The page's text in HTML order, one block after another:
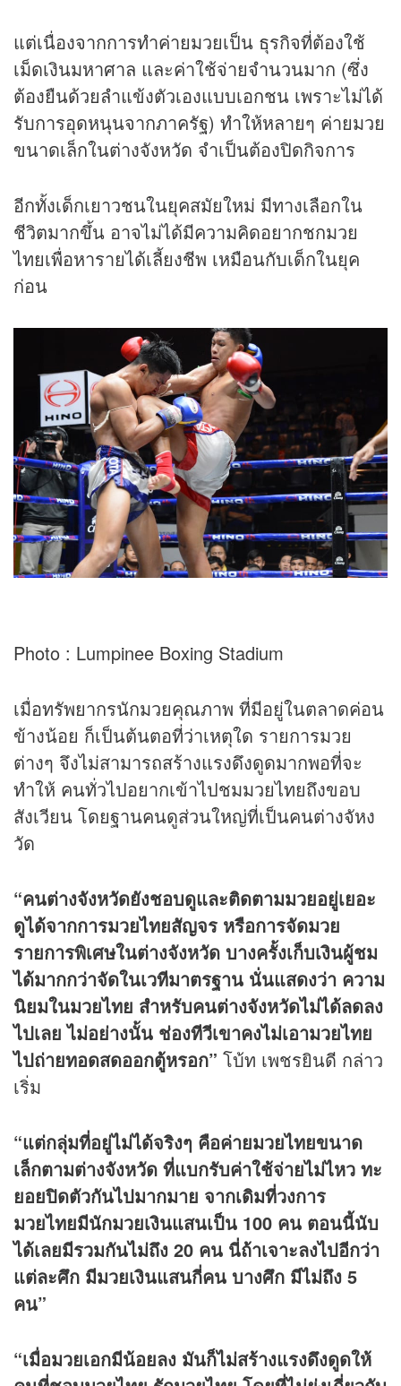
แต่เนื่องจากการทำค่ายมวยเป็น ธุรกิจที่ต้องใช้
เม็ดเงินมหาศาล และค่าใช้จ่ายจำนวนมาก (ซึ่ง
ต้องยืนด้วยลำแข้งตัวเองแบบเอกชน เพราะไม่ได้
รับการอุดหนุนจากภาครัฐ) ทำให้หลายๆ ค่ายมวย
ขนาดเล็กในต่างจังหวัด จำเป็นต้องปิดกิจการ
อีกทั้งเด็กเยาวชนในยุคสมัยใหม่ มีทางเลือกใน
ชีวิตมากขึ้น อาจไม่ได้มีความคิดอยากชกมวย
ไทยเพื่อหารายได้เลี้ยงชีพ เหมือนกับเด็กในยุค
ก่อน
Photo : Lumpinee Boxing Stadium
เมื่อทรัพยากรนักมวยคุณภาพ ที่มีอยู่ในตลาดค่อน
ข้างน้อย ก็เป็นต้นตอที่ว่าเหตุใด รายการมวย
ต่างๆ จึงไม่สามารถสร้างแรงดึงดูดมากพอที่จะ
ทำให้ คนทั่วไปอยากเข้าไปชมมวยไทยถึงขอบ
สังเวียน โดยฐานคนดูส่วนใหญ่ที่เป็นคนต่างจัหง
วัด
“คนต่างจังหวัดยังชอบดูและติดตามมวยอยู่เยอะ
ดูได้จากการมวยไทยสัญจร หรือการจัดมวย
รายการพิเศษในต่างจังหวัด บางครั้งเก็บเงินผู้ชม
ได้มากกว่าจัดในเวทีมาตรฐาน นั่นแสดงว่า ความ
นิยมในมวยไทย สำหรับคนต่างจังหวัดไม่ได้ลดลง
ไปเลย ไม่อย่างนั้น ช่องทีวีเขาคงไม่เอามวยไทย
ไปถ่ายทอดสดออกตู้หรอก” โบ้ท เพชรยินดี กล่าว
เริ่ม
“แต่กลุ่มที่อยู่ไม่ได้จริงๆ คือค่ายมวยไทยขนาด
เล็กตามต่างจังหวัด ที่แบกรับค่าใช้จ่ายไม่ไหว ทะ
ยอยปิดตัวกันไปมากมาย จากเดิมที่วงการ
มวยไทยมีนักมวยเงินแสนเป็น 100 คน ตอนนี้นับ
ได้เลยมีรวมกันไม่ถึง 20 คน นี่ถ้าเจาะลงไปอีกว่า
แต่ละศึก มีมวยเงินแสนกี่คน บางศึก มีไม่ถึง 5
คน”
“เมื่อมวยเอกมีน้อยลง มันก็ไม่สร้างแรงดึงดูดให้